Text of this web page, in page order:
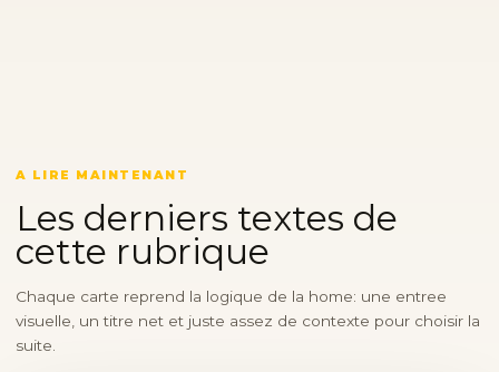
A LIRE MAINTENANT
Les derniers textes de
cette rubrique
Chaque carte reprend la logique de la home: une entree
visuelle, un titre net et juste assez de contexte pour choisir la
suite.